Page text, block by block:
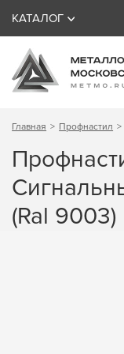
КАТАЛОГ
Главная Профнастил
(Ral 9003)